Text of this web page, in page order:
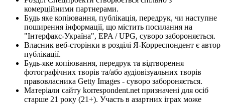
комерційними партнерами.
Будь яке копіювання, публікація, передрук, чи наступне
поширення інформації, що містить посилання на
"Інтерфакс-Україна", EPA / UPG, суворо забороняється.
Власник веб-сторінки в розділі Я-Корреспондент є автор
публікації.
Будь-яке копіювання, передрук та відтворення
фотографічних творів та/або аудіовізуальних творів
правовласника Getty Images - суворо забороняється.
Матеріали сайту korrespondent.net призначені для осіб
старше 21 року (21+). Участь в азартних іграх може